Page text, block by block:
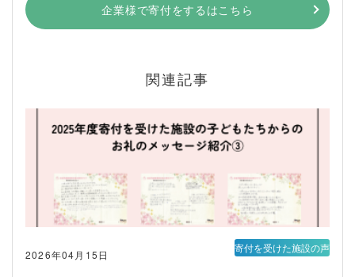
企業様で寄付をするはこちら
関連記事
2026年04月15日
寄付を受けた施設の声